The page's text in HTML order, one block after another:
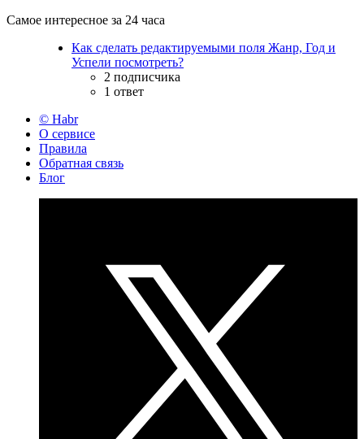
Самое интересное за 24 часа
Как сделать редактируемыми поля Жанр, Год и
Успели посмотреть?
2 подписчика
1 ответ
© Habr
О сервисе
Правила
Обратная связь
Блог